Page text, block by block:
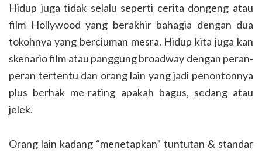
Hidup juga tidak selalu seperti cerita dongeng atau
film Hollywood yang berakhir bahagia dengan dua
tokohnya yang berciuman mesra. Hidup kita juga kan
skenario film atau panggung broadway dengan peran-
peran tertentu dan orang lain yang jadi penontonnya
plus berhak me-rating apakah bagus, sedang atau
jelek.
Orang lain kadang “menetapkan” tuntutan & standar